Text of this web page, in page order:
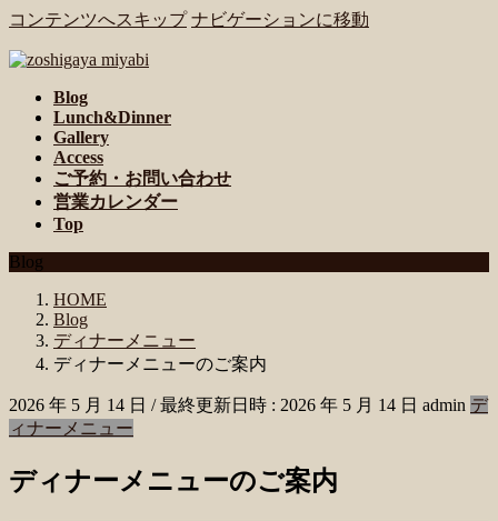
コンテンツへスキップ ナビゲーションに移動
Blog
Lunch&Dinner
Gallery
Access
ご予約・お問い合わせ
営業カレンダー
Top
Blog
HOME
Blog
ディナーメニュー
ディナーメニューのご案内
2026 年 5 月 14 日 / 最終更新日時 : 2026 年 5 月 14 日 admin デ
ィナーメニュー
ディナーメニューのご案内